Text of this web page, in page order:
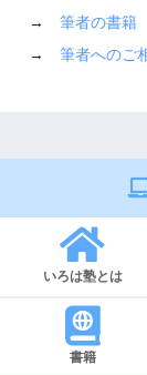
→筆者の書籍
→筆者へのご
いろは塾とは
書籍